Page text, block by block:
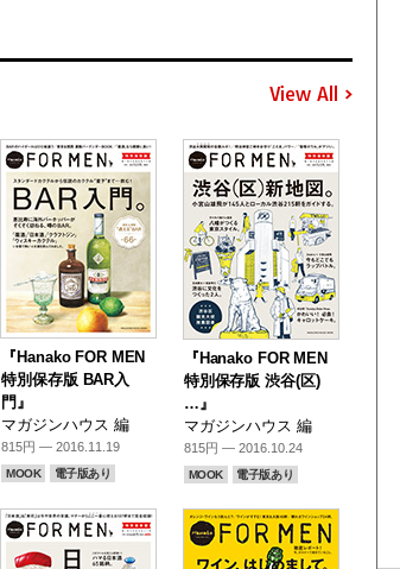
View All
『Hanako FOR MEN
特別保存版 BAR入
門』
マガジンハウス 編
815円 — 2016.11.19
MOOK 電子版あり
『Hanako FOR MEN
特別保存版 渋谷(区)
…』
マガジンハウス 編
815円 — 2016.10.24
MOOK 電子版あり